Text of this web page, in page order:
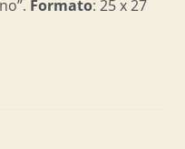
Formato: 25 x 27